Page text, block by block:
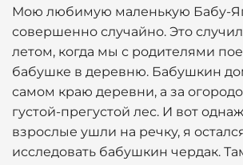
Мою любимую маленькую Бабу-
совершенно случайно. Это
летом, когда мы с родителями
бабушке в деревню. Бабушкин
самом краю деревни, а за
густой-прегустой лес. И вот
взрослые ушли на речку, я
исследовать бабушкин чердак.